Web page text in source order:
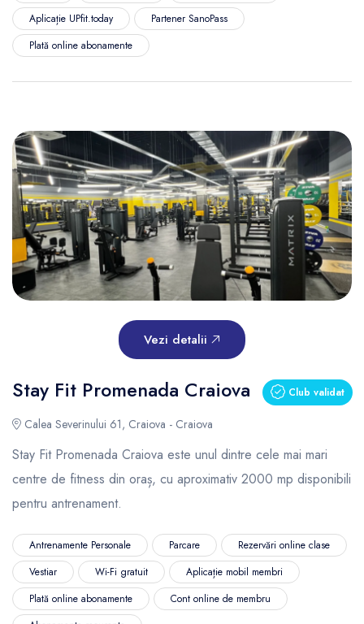
Aplicație UPfit.today
Partener SanoPass
Plată online abonamente
Vezi detalii
Stay Fit Promenada Craiova Club validat
Calea Severinului 61, Craiova - Craiova
Stay Fit Promenada Craiova este unul dintre cele mai mari
centre de fitness din oraș, cu aproximativ 2000 mp disponibili
pentru antrenament.
Antrenamente Personale Parcare
Rezervări online clase
Vestiar
Wi-Fi gratuit
Aplicație mobil membri
Plată online abonamente
Cont online de membru